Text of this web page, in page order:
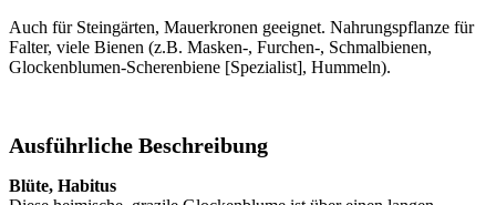
Auch für Steingärten, Mauerkronen geeignet. Nahrungspflanze für
Falter, viele Bienen (z.B. Masken-, Furchen-, Schmalbienen,
Glockenblumen-Scherenbiene [Spezialist], Hummeln).
Ausführliche Beschreibung
Blüte, Habitus